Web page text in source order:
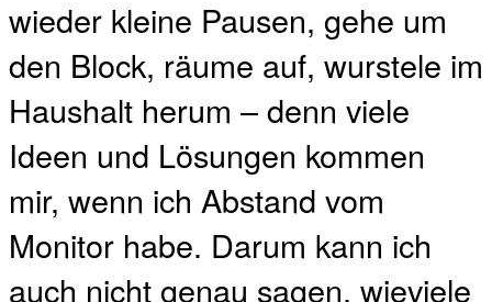
wieder kleine Pausen, gehe um
den Block, räume auf, wurstele im
Haushalt herum – denn viele
Ideen und Lösungen kommen
mir, wenn ich Abstand vom
Monitor habe. Darum kann ich
auch nicht genau sagen, wieviele